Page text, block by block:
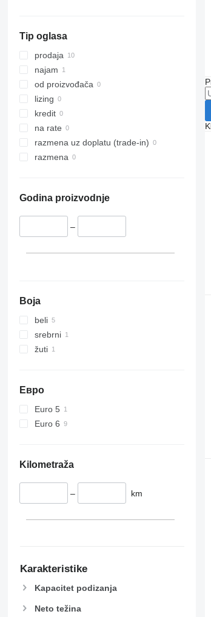
FM 440
FM 450
FM 460
FM 480
FM 500
Tip oglasa
prodaja
najam
od proizvođača
lizing
kredit
na rate
razmena uz doplatu (trade-in)
razmena
Godina proizvodnje
–
Boja
beli
srebrni
žuti
Евро
Euro 5
Euro 6
Kilometraža
– km
Karakteristike
Kapacitet podizanja
Neto težina